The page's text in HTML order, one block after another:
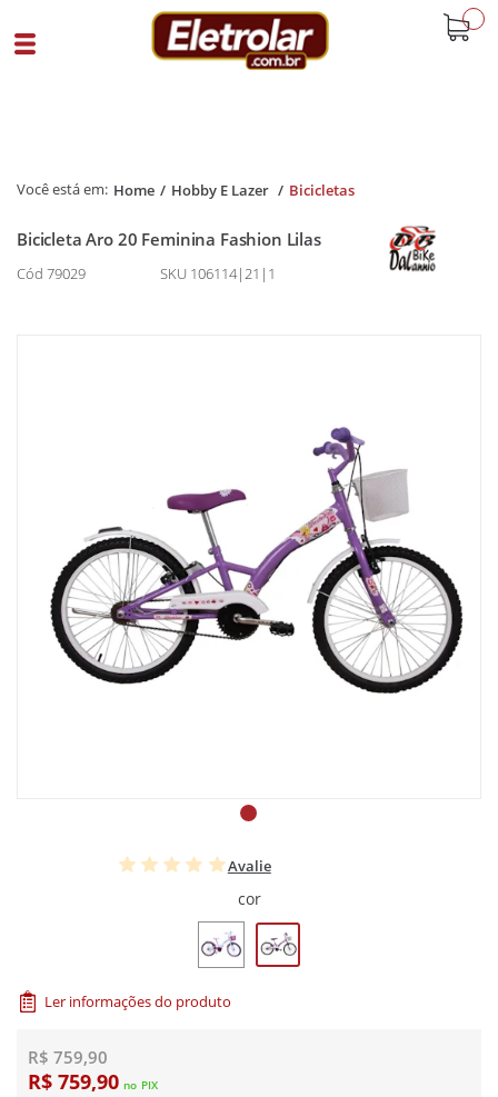
Home Hobby E Lazer Bicicletas
Bicicleta Aro 20 Feminina Fashion Lilas
Cód 79029 SKU 106114|21|1
Avalie
cor
Ler informações do produto
R$ 759,90
R$ 759,90 no PIX